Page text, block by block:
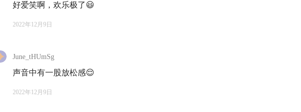
创业要有做一辈子的态度
大家分享他的创业故事。四年多过去了，他似乎没有什么变化。
里克·布鲁克斯（Fred P. Brooks），也是 IBM 大型电脑之父。这期博客录制于 11 月
本对他而言有启迪意义的书。4 天之后，我们获悉了弗雷德里克·布鲁克斯逝世的消息
咨询的奥秘》：本书的第一章，就是播客末尾谈到的「草莓酱法则」哦。
好爱笑啊，欢乐极了😃
2022年12月9日
June_tHUmSg
声音中有一股放松感😌
2022年12月9日